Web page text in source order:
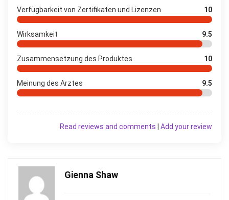
Verfügbarkeit von Zertifikaten und Lizenzen 10
Wirksamkeit 9.5
Zusammensetzung des Produktes 10
Meinung des Arztes 9.5
Add your review
Read reviews and comments
Gienna Shaw